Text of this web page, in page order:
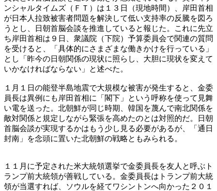
ンシャルタイムズ（ＦＴ）は１３日（現地時間）、岸田首相
が日本人拉致被害者問題を解決して低い支持率の反騰を図ろ
うとし、日朝首脳会談を推進していると報じた。これに先立
ち岸田首相は９日、衆議院（下院）予算委員会で関連の質問
を受けると、「具体的にさまざまな働きかけを行っている」
とし「昨今の日朝関係の現状に照らし、大胆に現状を変えて
いかなければならない」と述べた。
１月１日の能登半島地震で大規模な被害が発生すると、金委
員長は異例にも岸田首相に「閣下」という呼称を使って見舞
い電を送った。北朝鮮が同じ時期、韓国を蔑んで南北関係を
敵対関係と規定しながら緊張を高めたのとは対照的だ。日朝
首脳会談が実現するかはもう少し見る必要があるが、「通日
封南」を念頭に置いた北朝鮮の戦略ともみられる。
１１月に予定された米大統領選挙で金委員長を友人と呼ぶト
ランプ前大統領が善戦している。金委員長はトランプ前大統
領が当選すれば、ソウルを経てワシントンへ向かった２０１